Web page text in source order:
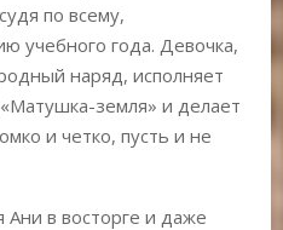
по всему,
учебного года. Девочка,
наряд, исполняет
земля» и делает
и четко, пусть и не
Ани в восторге и даже